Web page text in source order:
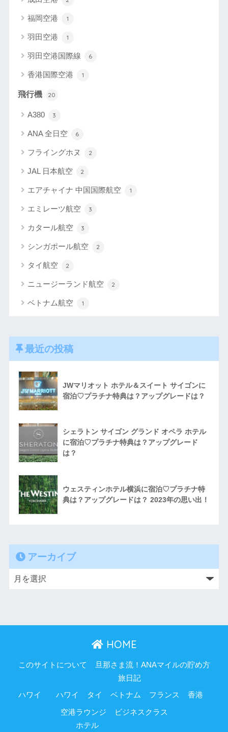
福岡空港 1
羽田空港 1
羽田空港国際線 6
香港国際空港 1
飛行機 20
A380 3
ANA 全日空 6
フライングホヌ 2
JAL 日本航空 2
エアチャイナ 中国国際航空 1
エミレーツ航空 3
カタール航空 3
シンガポール航空 2
タイ航空 2
ニュージーランド航空 2
ベトナム航空 1
最近の投稿
JWマリオット ホテル＆スイート サイゴンに
宿泊♡プラチナ特典は？アップグレードは？
シェラトン サイゴン グランド オペラ ホテル
に宿泊♡プラチナ特典は？アップグレード
は？
ウェスティンホテル横浜に宿泊♡プラチナ特
典は？アップグレードは？ 2023年の思い出！
アーカイブ
HOME
このサイトについて 旦那さま流！ANAマイルの貯め方
ハワイ
旅日記
ハワイ タイ ベトナム フランス 香港
空港ラウンジ
ビジネスクラス
ホテル